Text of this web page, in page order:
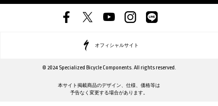
オフィシャルサイト
© 2024 Specialized Bicycle Components. All rights reserved.
本サイト掲載商品のデザイン、仕様、価格等は
予告なく変更する場合があります。